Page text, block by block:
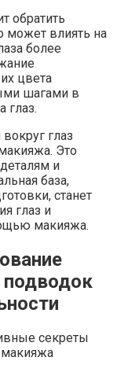
обратить
может влиять на
более
цвета
шагами в
глаз.
глаз
Это
и
база,
станет
глаз и
макияжа.
подводок